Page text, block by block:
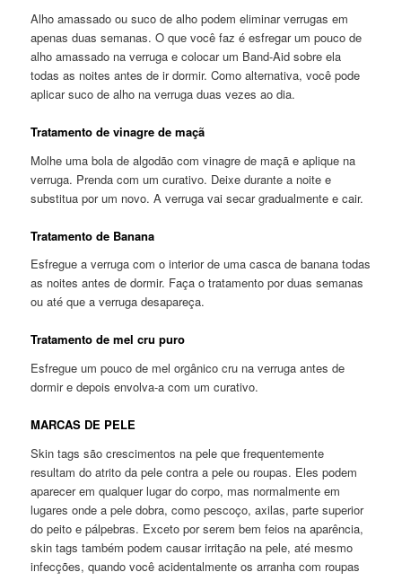
Alho amassado ou suco de alho podem eliminar verrugas em
apenas duas semanas. O que você faz é esfregar um pouco de
alho amassado na verruga e colocar um Band-Aid sobre ela
todas as noites antes de ir dormir. Como alternativa, você pode
aplicar suco de alho na verruga duas vezes ao dia.
Tratamento de vinagre de maçã
Molhe uma bola de algodão com vinagre de maçã e aplique na
verruga. Prenda com um curativo. Deixe durante a noite e
substitua por um novo. A verruga vai secar gradualmente e cair.
Tratamento de Banana
Esfregue a verruga com o interior de uma casca de banana todas
as noites antes de dormir. Faça o tratamento por duas semanas
ou até que a verruga desapareça.
Tratamento de mel cru puro
Esfregue um pouco de mel orgânico cru na verruga antes de
dormir e depois envolva-a com um curativo.
MARCAS DE PELE
Skin tags são crescimentos na pele que frequentemente
resultam do atrito da pele contra a pele ou roupas. Eles podem
aparecer em qualquer lugar do corpo, mas normalmente em
lugares onde a pele dobra, como pescoço, axilas, parte superior
do peito e pálpebras. Exceto por serem bem feios na aparência,
skin tags também podem causar irritação na pele, até mesmo
infecções, quando você acidentalmente os arranha com roupas